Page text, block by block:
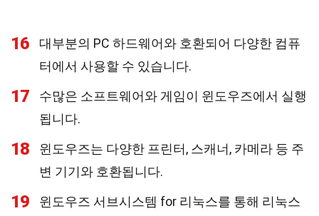
16
대부분의 PC 하드웨어와 호환되어 다양한 컴퓨
터에서 사용할 수 있습니다.
17
수많은 소프트웨어와 게임이 윈도우즈에서 실행
됩니다.
18
윈도우즈는 다양한 프린터, 스캐너, 카메라 등 주
변 기기와 호환됩니다.
19
윈도우즈 서브시스템 for 리눅스를 통해 리눅스